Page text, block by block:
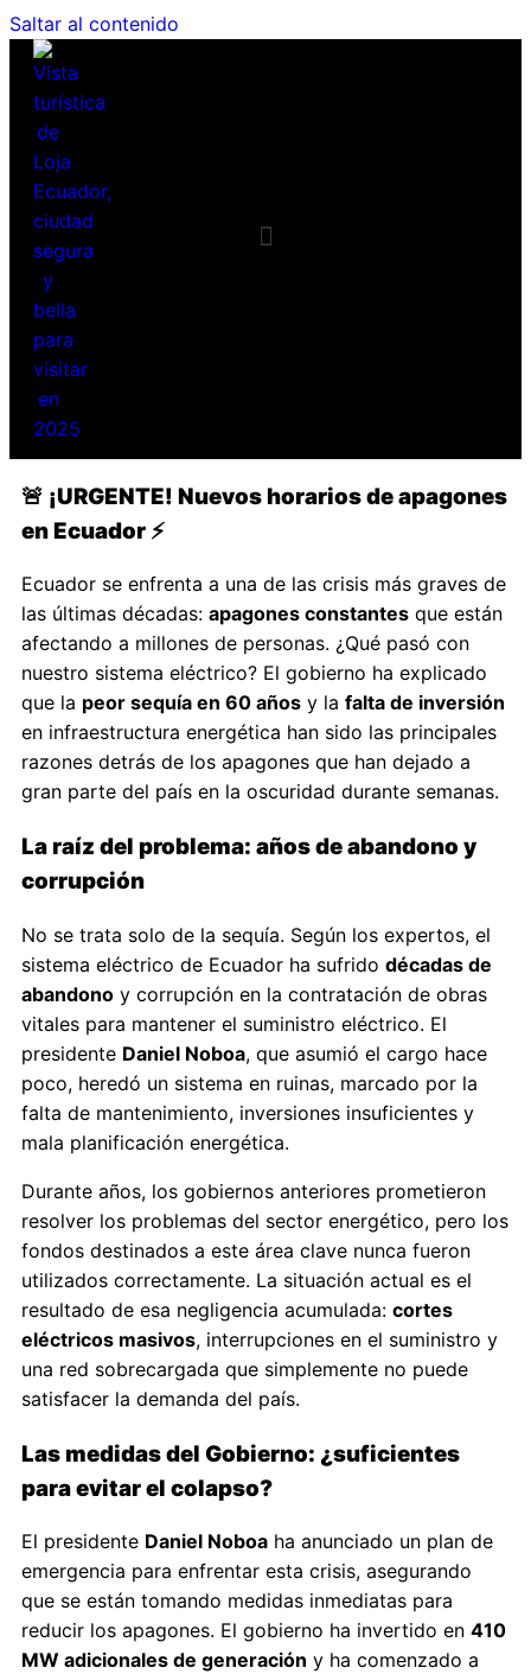
Saltar al contenido
🚨 ¡URGENTE! Nuevos horarios de apagones
en Ecuador ⚡
Ecuador se enfrenta a una de las crisis más graves de
las últimas décadas: apagones constantes que están
afectando a millones de personas. ¿Qué pasó con
nuestro sistema eléctrico? El gobierno ha explicado
que la peor sequía en 60 años y la falta de inversión
en infraestructura energética han sido las principales
razones detrás de los apagones que han dejado a
gran parte del país en la oscuridad durante semanas.
La raíz del problema: años de abandono y
corrupción
No se trata solo de la sequía. Según los expertos, el
sistema eléctrico de Ecuador ha sufrido décadas de
abandono y corrupción en la contratación de obras
vitales para mantener el suministro eléctrico. El
presidente Daniel Noboa, que asumió el cargo hace
poco, heredó un sistema en ruinas, marcado por la
falta de mantenimiento, inversiones insuficientes y
mala planificación energética.
Durante años, los gobiernos anteriores prometieron
resolver los problemas del sector energético, pero los
fondos destinados a este área clave nunca fueron
utilizados correctamente. La situación actual es el
resultado de esa negligencia acumulada: cortes
eléctricos masivos, interrupciones en el suministro y
una red sobrecargada que simplemente no puede
satisfacer la demanda del país.
Las medidas del Gobierno: ¿suficientes
para evitar el colapso?
El presidente Daniel Noboa ha anunciado un plan de
emergencia para enfrentar esta crisis, asegurando
que se están tomando medidas inmediatas para
reducir los apagones. El gobierno ha invertido en 410
MW adicionales de generación y ha comenzado a